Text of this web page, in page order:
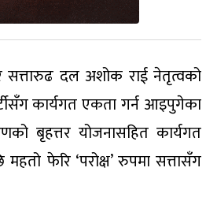
सत्तारुढ दल अशोक राई नेतृत्वको
कार्यगत एकता गर्न आइपुगेका
बृहत्तर योजनासहित कार्यगत
फेरि ‘परोक्ष’ रुपमा सत्तासँग